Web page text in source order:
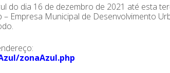
do dia 16 de dezembro de 2021 até esta
Empresa Municipal de Desenvolvimento
zonaAzul.php